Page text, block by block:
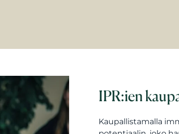
IPR:ien
Kaupallistamalla